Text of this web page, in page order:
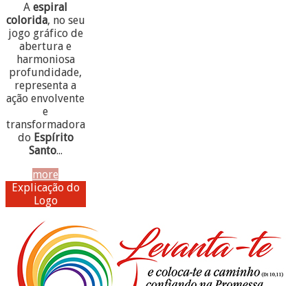
Aespiral
colorida, no seu
jogo gráfico de
abertura e
harmoniosa
profundidade,
representa a
ação envolvente
e
transformadora
do Espírito
Santo...
more
Explicação do
Logo